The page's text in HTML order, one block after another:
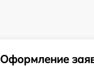
Оформление